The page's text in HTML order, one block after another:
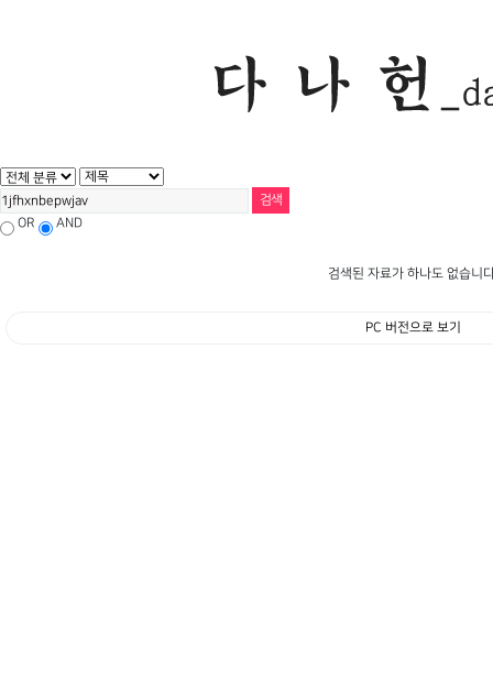
OR AND
검색된 자료가 하나도 없습니
PC 버전으로 보기